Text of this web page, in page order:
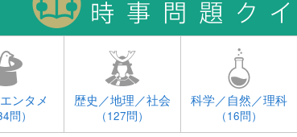
ンタメ
問）
歴史／地理／社会
（127問）
科学／自然／理科
（16問）